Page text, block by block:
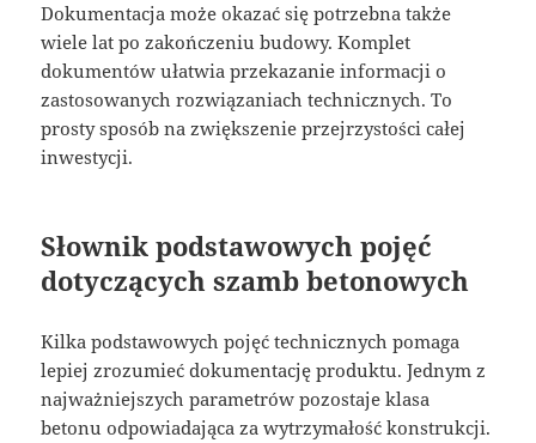
Dokumentacja może okazać się potrzebna także
wiele lat po zakończeniu budowy. Komplet
dokumentów ułatwia przekazanie informacji o
zastosowanych rozwiązaniach technicznych. To
prosty sposób na zwiększenie przejrzystości całej
inwestycji.
Słownik podstawowych pojęć
dotyczących szamb betonowych
Kilka podstawowych pojęć technicznych pomaga
lepiej zrozumieć dokumentację produktu. Jednym z
najważniejszych parametrów pozostaje klasa
betonu odpowiadająca za wytrzymałość konstrukcji.